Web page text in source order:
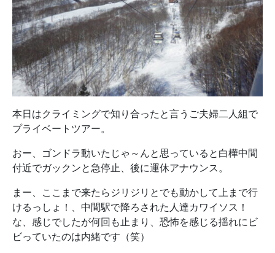
本日はクライミングで知り合ったと言うご夫婦二人組で
プライベートツアー。
おー、ゴンドラ動いたじゃ～んと思っていると白樺中間
付近でガックンと急停止、後に運休アナウンス。
まー、ここまで来たらジリジリとでも動かして上まで行
けるっしょ！、中間駅で降ろされた人達カワイソス！
な、感じでしたが何回も止まり、恐怖を感じる揺れにビ
ビっていたのは内緒です（笑）